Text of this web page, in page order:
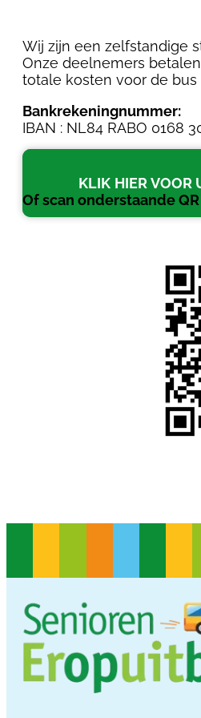
Wij zijn een zelfstandige
Onze deelnemers
totale kosten voor de bus
Bankrekeningnummer:
IBAN : NL84 RABO 0168
KLIK HIER VOOR
Of scan onderstaande